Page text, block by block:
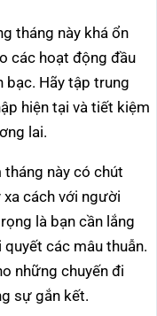
tháng này khá ổn
các hoạt động đầu
bạc. Hãy tập trung
hiện tại và tiết kiệm
lai.
tháng này có chút
cách với người
là bạn cần lắng
quyết các mâu thuẫn.
những chuyến đi
sự gắn kết.